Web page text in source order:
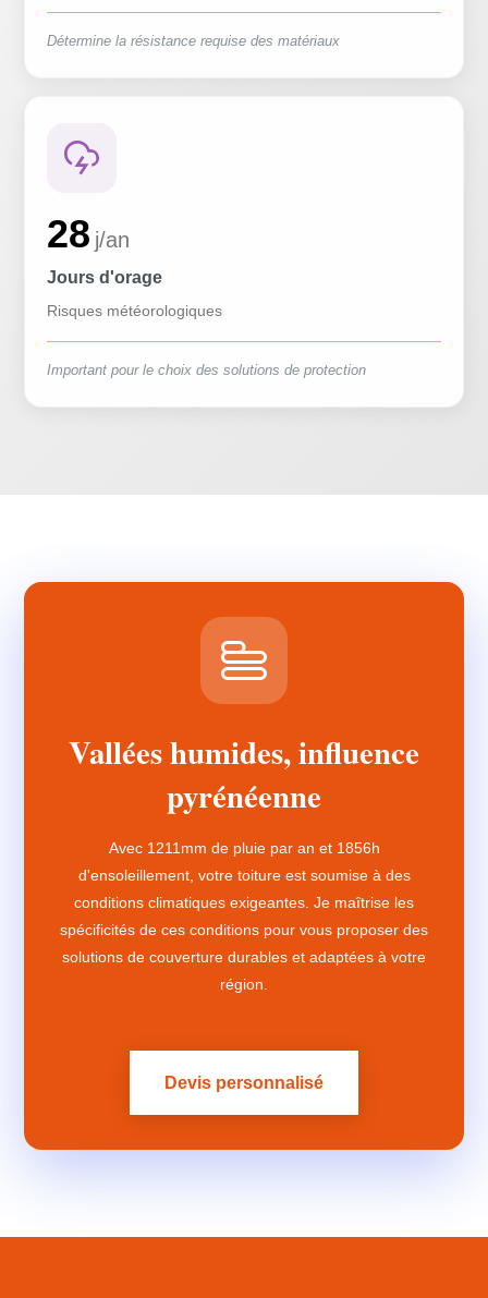
Détermine la résistance requise des matériaux
28 j/an
Jours d'orage
Risques météorologiques
Important pour le choix des solutions de protection
Vallées humides, influence
pyrénéenne
Avec 1211mm de pluie par an et 1856h
d'ensoleillement, votre toiture est soumise à des
conditions climatiques exigeantes. Je maîtrise les
spécificités de ces conditions pour vous proposer des
solutions de couverture durables et adaptées à votre
région.
Devis personnalisé